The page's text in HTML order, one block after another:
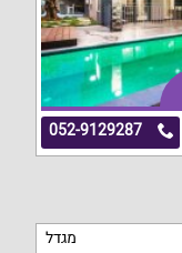
052-9129287
מגדל